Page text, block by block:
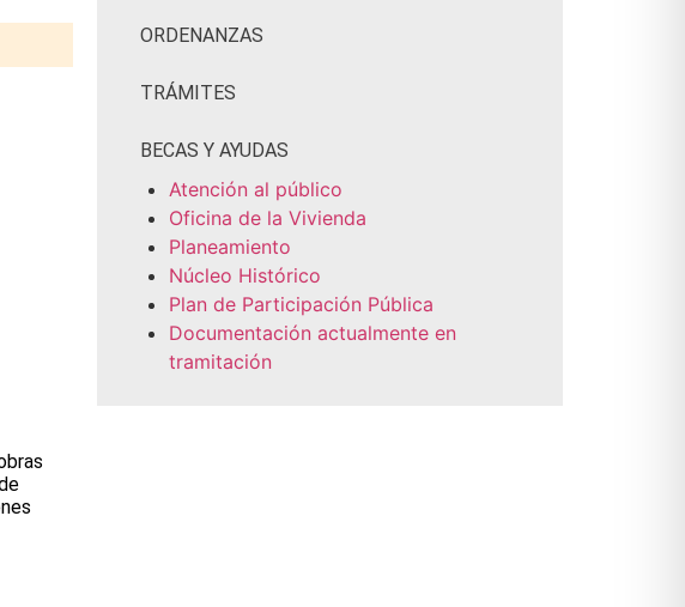
ORDENANZAS
TRÁMITES
BECAS Y AYUDAS
Atención al público
Oficina de la Vivienda
Planeamiento
Núcleo Histórico
Plan de Participación Pública
Documentación actualmente en
tramitación